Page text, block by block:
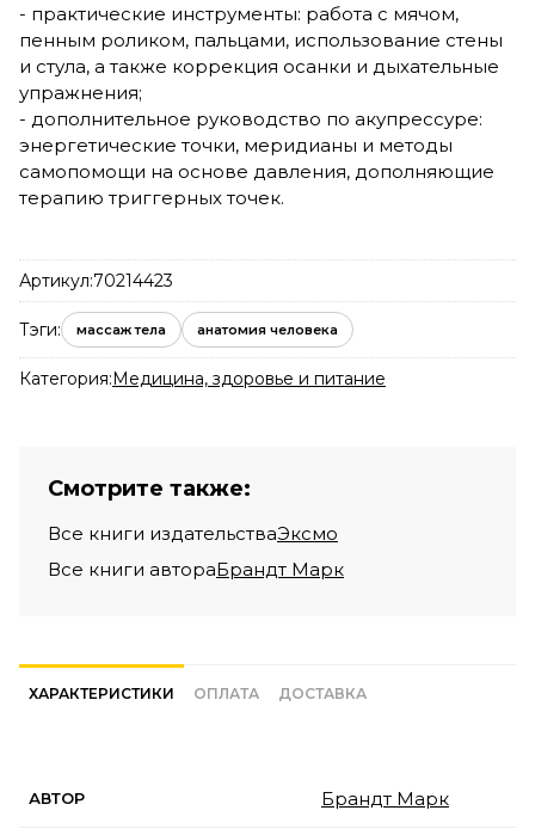
- практические инструменты: работа с мячом,
пенным роликом, пальцами, использование стены
и стула, а также коррекция осанки и дыхательные
упражнения;
- дополнительное руководство по акупрессуре:
энергетические точки, меридианы и методы
самопомощи на основе давления, дополняющие
терапию триггерных точек.
Артикул:70214423
Тэги: массаж тела анатомия человека
Категория:Медицина, здоровье и питание
Смотрите также:
Все книги издательстваЭксмо
Все книги автораБрандт Марк
ХАРАКТЕРИСТИКИ ОПЛАТА ДОСТАВКА
АВТОР Брандт Марк